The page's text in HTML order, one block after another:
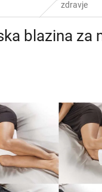
zdravje
blazina za